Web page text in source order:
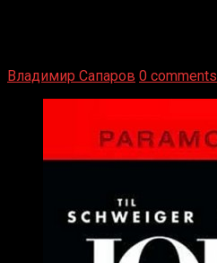
Владимир Сапаров 0 comments